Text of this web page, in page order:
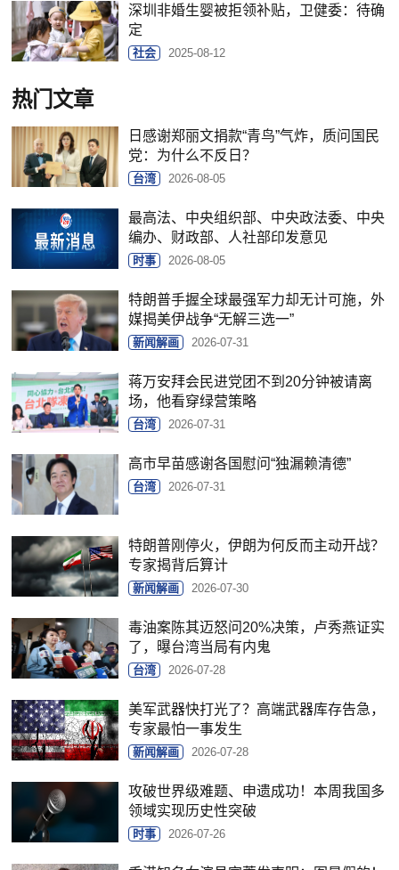
深圳非婚生婴被拒领补贴，卫健委：待确
定
社会 2025-08-12
热门文章
日感谢郑丽文捐款“青鸟”气炸，质问国民
党：为什么不反日？
台湾 2026-08-05
最高法、中央组织部、中央政法委、中央
编办、财政部、人社部印发意见
时事 2026-08-05
特朗普手握全球最强军力却无计可施，外
媒揭美伊战争“无解三选一”
新闻解画 2026-07-31
蒋万安拜会民进党团不到20分钟被请离
场，他看穿绿营策略
台湾 2026-07-31
高市早苗感谢各国慰问“独漏赖清德”
台湾 2026-07-31
特朗普刚停火，伊朗为何反而主动开战？
专家揭背后算计
新闻解画 2026-07-30
毒油案陈其迈怒问20%决策，卢秀燕证实
了，曝台湾当局有内鬼
台湾 2026-07-28
美军武器快打光了？高端武器库存告急，
专家最怕一事发生
新闻解画 2026-07-28
攻破世界级难题、申遗成功！本周我国多
领域实现历史性突破
时事 2026-07-26